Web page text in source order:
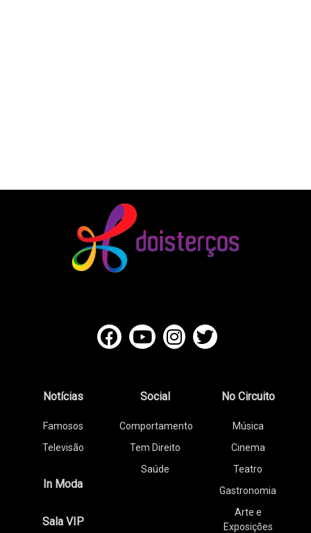
Notícias
Famosos
Televisão
In Moda
Sala VIP
Social
Comportamento
Tem Direito
Saúde
No Circuito
Música
Cinema
Teatro
Gastronomia
Arte e
Exposições